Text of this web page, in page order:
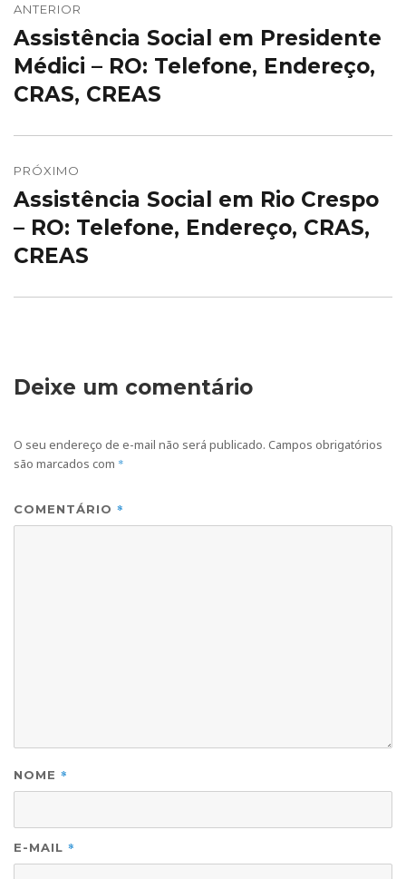
de
Post
ANTERIOR
Post
anterior:
Assistência Social em Presidente
Médici – RO: Telefone, Endereço,
CRAS, CREAS
PRÓXIMO
Próximo
post:
Assistência Social em Rio Crespo
– RO: Telefone, Endereço, CRAS,
CREAS
Deixe um comentário
O seu endereço de e-mail não será publicado. Campos obrigatórios
são marcados com *
COMENTÁRIO *
NOME *
E-MAIL *